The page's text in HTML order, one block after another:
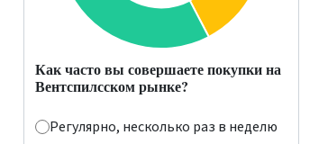
Как часто вы совершаете покупки на
Вентспилсском рынке?
Регулярно, несколько раз в неделю